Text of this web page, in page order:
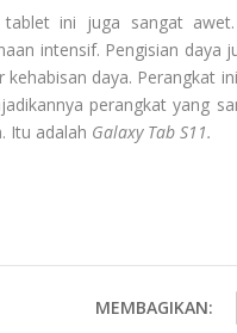
tablet ini juga sangat
intensif. Pengisian daya
kehabisan daya. Perangkat
perangkat yang
Itu adalah Galaxy Tab S11.
MEMBAGIKAN: